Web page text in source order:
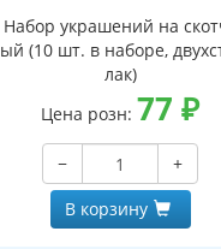
украшений на
(10 шт. в наборе,
лак)
Цена розн: 77 ₽
−
+
В корзину